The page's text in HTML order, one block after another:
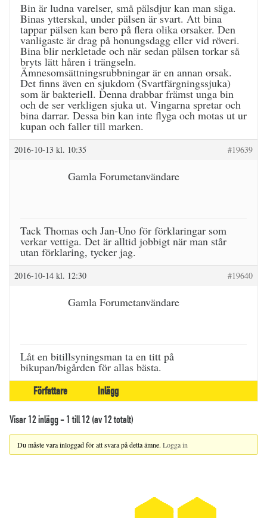
Bin är ludna varelser, små pälsdjur kan man säga.
Binas ytterskal, under pälsen är svart. Att bina
tappar pälsen kan bero på flera olika orsaker. Den
vanligaste är drag på honungsdagg eller vid röveri.
Bina blir nerkletade och när sedan pälsen torkar så
bryts lätt håren i trängseln.
Ämnesomsättningsrubbningar är en annan orsak.
Det finns även en sjukdom (Svartfärgningssjuka)
som är bakteriell. Denna drabbar främst unga bin
och de ser verkligen sjuka ut. Vingarna spretar och
bina darrar. Dessa bin kan inte flyga och motas ut ur
kupan och faller till marken.
2016-10-13 kl. 10:35 #19639
Gamla Forumetanvändare
Tack Thomas och Jan-Uno för förklaringar som
verkar vettiga. Det är alltid jobbigt när man står
utan förklaring, tycker jag.
2016-10-14 kl. 12:30 #19640
Gamla Forumetanvändare
Låt en bitillsyningsman ta en titt på
bikupan/bigården för allas bästa.
Författare Inlägg
Visar 12 inlägg - 1 till 12 (av 12 totalt)
Du måste vara inloggad för att svara på detta ämne. Logga in